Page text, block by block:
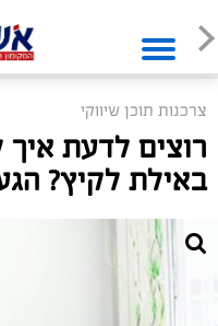
צרכנות תוכן שיווקי
רוצים לדעת
באילת לקיץ?